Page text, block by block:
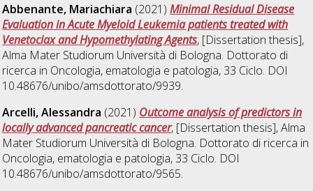
Abbenante, Mariachiara (2021)Minimal Residual Disease
Evaluation in Acute Myeloid Leukemia patients treated with
Venetoclax and Hypomethylating Agents, [Dissertation thesis],
Alma Mater Studiorum Università di Bologna. Dottorato di
ricerca in Oncologia, ematologia e patologia, 33 Ciclo. DOI
10.48676/unibo/amsdottorato/9939.
Arcelli, Alessandra (2021) Outcome analysis of predictors in
locally advanced pancreatic cancer, [Dissertation thesis], Alma
Mater Studiorum Università di Bologna. Dottorato di ricerca in
Oncologia, ematologia e patologia, 33 Ciclo. DOI
10.48676/unibo/amsdottorato/9565.